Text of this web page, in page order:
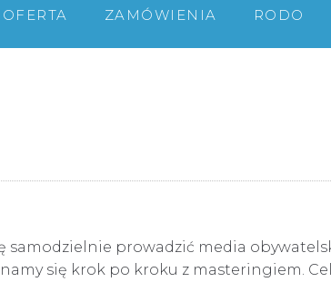
OFERTA ZAMÓWIENIA RODO
samodzielnie prowadzić media
się krok po kroku z masteringiem.